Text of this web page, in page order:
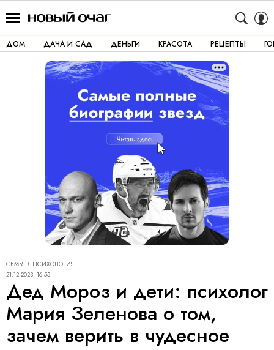
ДОМ ДАЧА И САД ДЕНЬГИ КРАСОТА РЕЦЕПТЫ
СЕМЬЯ
ПСИХОЛОГИЯ
21.12.2023, 16:55
Дед Мороз и дети: психолог
Мария Зеленова о том,
зачем верить в чудесное